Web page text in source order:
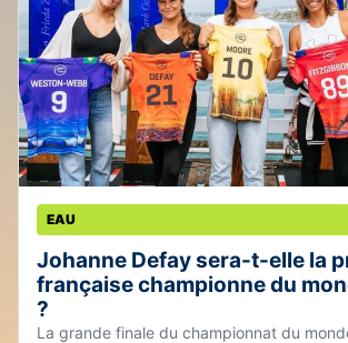
EAU
Johanne Defay sera-t-elle la
française championne du
?
La grande finale du championnat du